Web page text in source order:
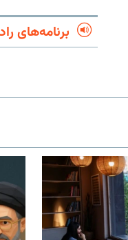
برنامه‌های